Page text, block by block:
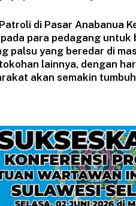
di Pasar Anabanua
para pedagang
palsu yang beredar di
lainnya, dengan
akan semakin